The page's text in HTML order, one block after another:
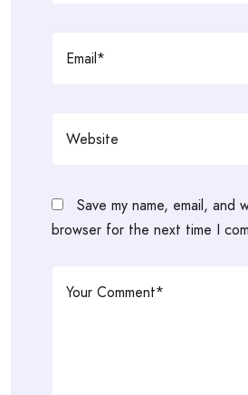
Save my name, email, and
browser for the next time I